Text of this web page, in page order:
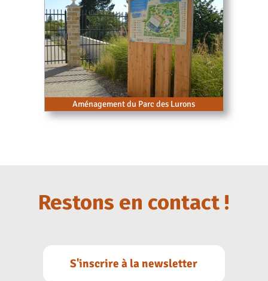
Aménagement du Parc des Lurons
Restons en contact !
S'inscrire à la newsletter